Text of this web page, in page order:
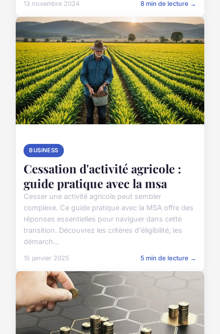
13 novembre 2024 8 min de lecture →
BUSINESS
Cessation d'activité agricole :
guide pratique avec la msa
Cesser une activité agricole peut sembler
complexe. Ce guide pratique avec la MSA offre des
réponses essentielles pour naviguer dans cette
transition. Découvrez les critères d'éligibilité, les
démarch...
15 janvier 2025 5 min de lecture →